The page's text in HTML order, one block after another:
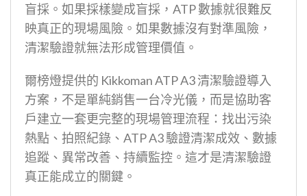
盲採。如果採樣變成盲採，ATP 數據就很難反
映真正的現場風險。如果數據沒有對準風險，
清潔驗證就無法形成管理價值。
爾榜燈提供的 Kikkoman ATP A3 清潔驗證導入
方案，不是單純銷售一台冷光儀，而是協助客
戶建立一套更完整的現場管理流程：找出污染
熱點、拍照紀錄、ATP A3 驗證清潔成效、數據
追蹤、異常改善、持續監控。這才是清潔驗證
真正能成立的關鍵。